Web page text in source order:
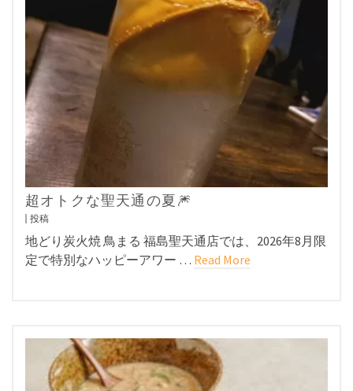
超オトクな聖天通の夏🎆
投稿
地どり炭火焼 鳥まる 福島聖天通店では、2026年8月限
定で特別なハッピーアワー … Read More